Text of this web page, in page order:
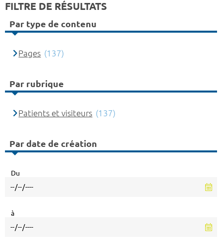
FILTRE DE RÉSULTATS
Par type de contenu
Pages (137)
Par rubrique
Patients et visiteurs (137)
Par date de création
Du
à